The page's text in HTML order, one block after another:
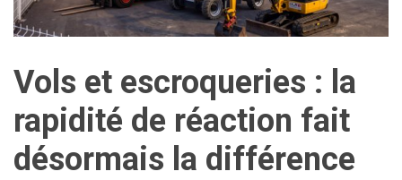
Vols et escroqueries : la
rapidité de réaction fait
désormais la différence